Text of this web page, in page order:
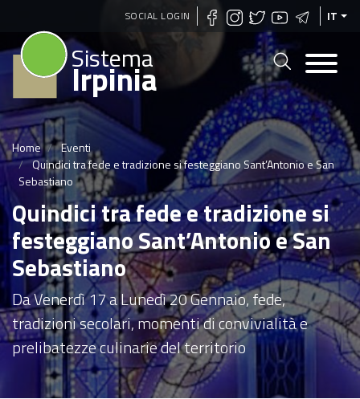
Salta
al
contenuto
principale
SOCIAL LOGIN IT
Sistema
Irpinia
Home
Eventi
Quindici tra fede e tradizione si festeggiano Sant’Antonio e San
Sebastiano
Quindici tra fede e tradizione si
festeggiano Sant’Antonio e San
Sebastiano
Da Venerdì 17 a Lunedì 20 Gennaio, fede,
tradizioni secolari, momenti di convivialità e
prelibatezze culinarie del territorio